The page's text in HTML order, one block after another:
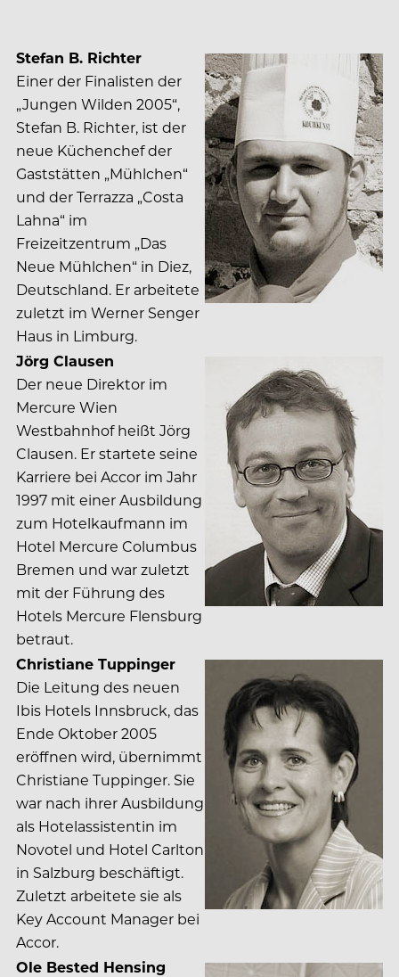
Stefan B. Richter
Einer der Finalisten der
„Jungen Wilden 2005“,
Stefan B. Richter, ist der
neue Küchenchef der
Gaststätten „Mühlchen“
und der Terrazza „Costa
Lahna“ im
Freizeitzentrum „Das
Neue Mühlchen“ in Diez,
Deutschland. Er arbeitete
zuletzt im Werner Senger
Haus in Limburg.
Jörg Clausen
Der neue Direktor im
Mercure Wien
Westbahnhof heißt Jörg
Clausen. Er startete seine
Karriere bei Accor im Jahr
1997 mit einer Ausbildung
zum Hotelkaufmann im
Hotel Mercure Columbus
Bremen und war zuletzt
mit der Führung des
Hotels Mercure Flensburg
betraut.
Christiane Tuppinger
Die Leitung des neuen
Ibis Hotels Innsbruck, das
Ende Oktober 2005
eröffnen wird, übernimmt
Christiane Tuppinger. Sie
war nach ihrer Ausbildung
als Hotelassistentin im
Novotel und Hotel Carlton
in Salzburg beschäftigt.
Zuletzt arbeitete sie als
Key Account Manager bei
Accor.
Ole Bested Hensing